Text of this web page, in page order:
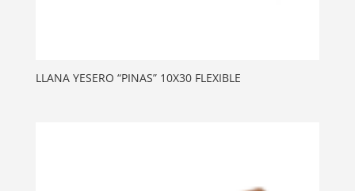
LLANA YESERO “PINAS” 10X30 FLEXIBLE